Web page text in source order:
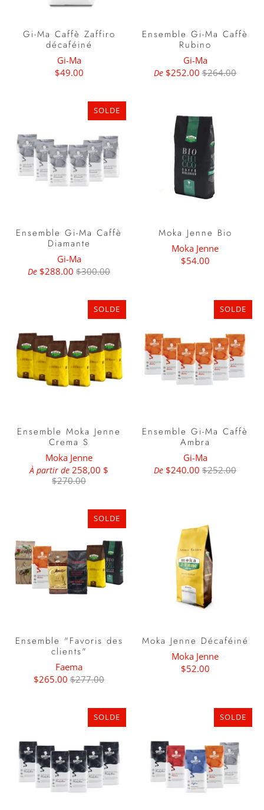
Gi-Ma Caffè Zaffiro
décaféiné
Gi-Ma
$49.00
Ensemble Gi-Ma Caffè
Rubino
Gi-Ma
De $252.00 $264.00
SOLDE
Ensemble Gi-Ma Caffè
Diamante
Gi-Ma
De $288.00 $300.00
Moka Jenne Bio
Moka Jenne
$54.00
SOLDE
Ensemble Moka Jenne
Crema S
Moka Jenne
À partir de 258,00 $
$270.00
SOLDE
Ensemble Gi-Ma Caffè
Ambra
Gi-Ma
De $240.00 $252.00
SOLDE
Ensemble "Favoris des
clients"
Faema
$265.00 $277.00
Moka Jenne Décaféiné
Moka Jenne
$52.00
SOLDE SOLDE